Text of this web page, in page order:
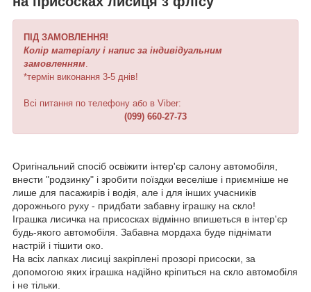
ПІД ЗАМОВЛЕННЯ!
Колір матеріалу і напис за індивідуальним
замовленням.
*термін виконання 3-5 днів!
Всі питання по телефону або в Viber:
(099) 660-27-73
Оригінальний спосіб освіжити інтер'єр салону автомобіля,
внести "родзинку" і зробити поїздки веселіше і приємніше не
лише для пасажирів і водія, але і для інших учасників
дорожнього руху - придбати забавну іграшку на скло!
Іграшка лисичка на присосках відмінно впишеться в інтер'єр
будь-якого автомобіля. Забавна мордаха буде піднімати
настрій і тішити око.
На всіх лапках лисиці закріплені прозорі присоски, за
допомогою яких іграшка надійно кріпиться на скло автомобіля
і не тільки.